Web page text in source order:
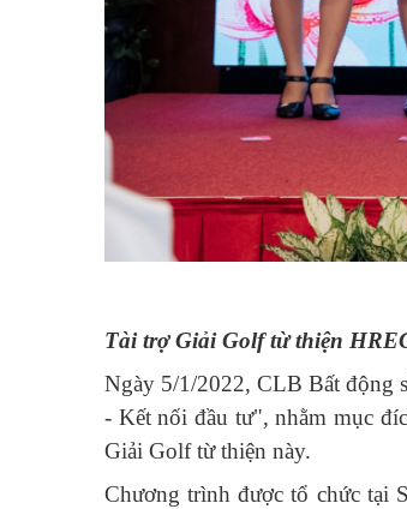
Tài trợ Giải Golf từ thiện
Ngày 5/1/2022, CLB Bất động
- Kết nối đầu tư", nhằm mục
Giải Golf từ thiện này.
Chương trình được tổ chức tại